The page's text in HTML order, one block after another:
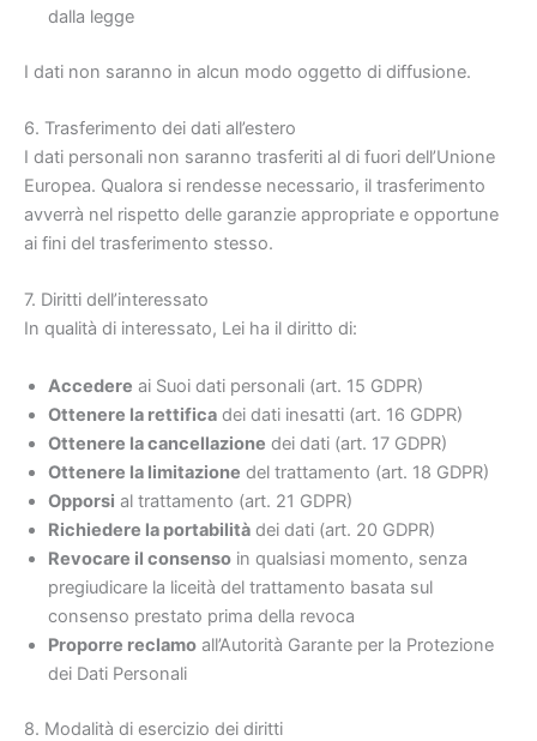
dalla legge
I dati non saranno in alcun modo oggetto di diffusione.
6. Trasferimento dei dati all’estero
I dati personali non saranno trasferiti al di fuori dell’Unione
Europea. Qualora si rendesse necessario, il trasferimento
avverrà nel rispetto delle garanzie appropriate e opportune
ai fini del trasferimento stesso.
7. Diritti dell’interessato
In qualità di interessato, Lei ha il diritto di:
Accedere ai Suoi dati personali (art. 15 GDPR)
Ottenere la rettifica dei dati inesatti (art. 16 GDPR)
Ottenere la cancellazione dei dati (art. 17 GDPR)
Ottenere la limitazione del trattamento (art. 18 GDPR)
Opporsi al trattamento (art. 21 GDPR)
Richiedere la portabilità dei dati (art. 20 GDPR)
Revocare il consenso in qualsiasi momento, senza
pregiudicare la liceità del trattamento basata sul
consenso prestato prima della revoca
Proporre reclamo all’Autorità Garante per la Protezione
dei Dati Personali
8. Modalità di esercizio dei diritti